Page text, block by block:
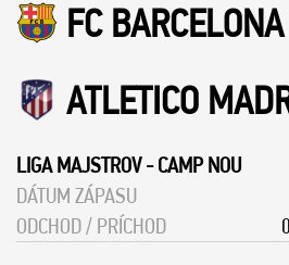
FC BARCELONA
ATLETICO
LIGA MAJSTROV-CAMP NOU
DÁTUM ZÁPASU
ODCHOD / PRÍCHOD